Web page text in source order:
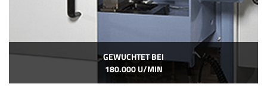
GEWUCHTET BEI
180.000 U/MIN